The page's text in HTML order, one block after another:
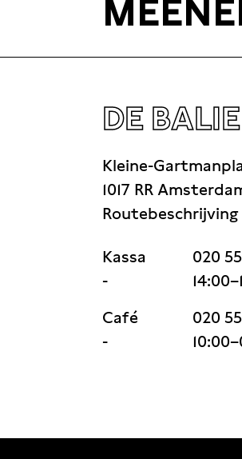
DE BALIE
Kleine-
1017 RR
Routebeschrijving
Kassa
020
-
Café
020
-